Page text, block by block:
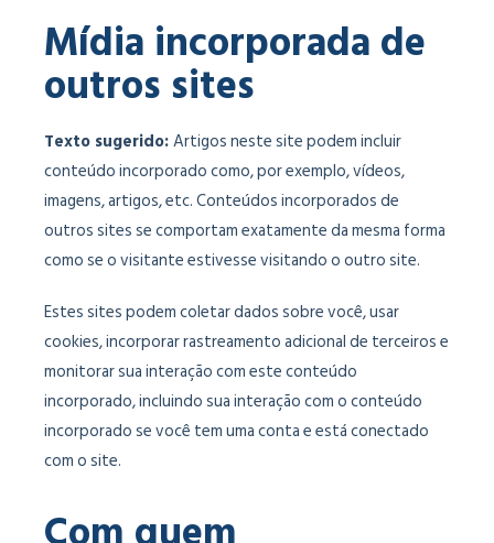
Mídia incorporada de
outros sites
Texto sugerido:Artigos neste site podem incluir
conteúdo incorporado como, por exemplo, vídeos,
imagens, artigos, etc. Conteúdos incorporados de
outros sites se comportam exatamente da mesma forma
como se o visitante estivesse visitando o outro site.
Estes sites podem coletar dados sobre você, usar
cookies, incorporar rastreamento adicional de terceiros e
monitorar sua interação com este conteúdo
incorporado, incluindo sua interação com o conteúdo
incorporado se você tem uma conta e está conectado
com o site.
Com quem